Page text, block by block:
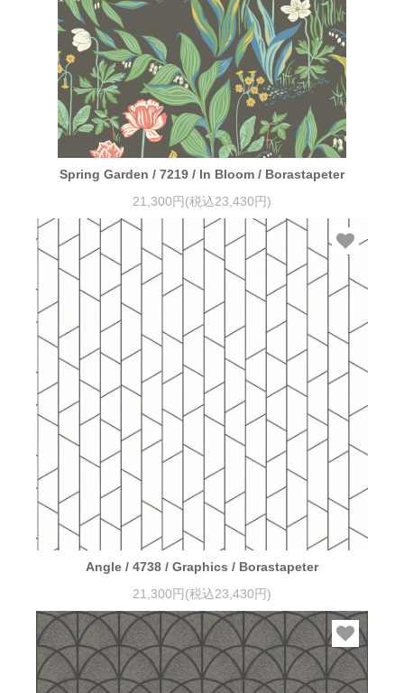
Spring Garden / 7219 / In Bloom / Borastapeter
21,300円(税込23,430円)
Angle / 4738 / Graphics / Borastapeter
21,300円(税込23,430円)